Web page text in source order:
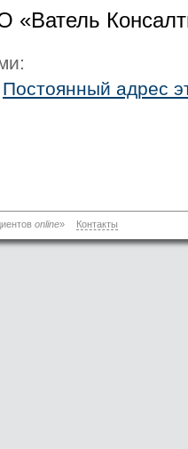
«Ватель
Постоянный адрес
online» Контакты